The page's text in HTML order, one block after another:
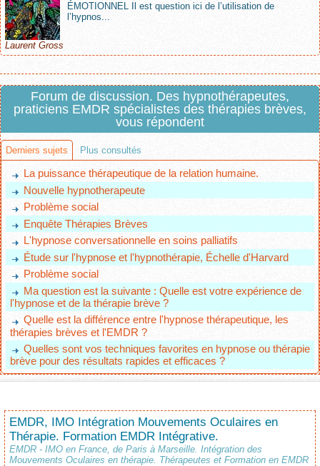
ÉMOTIONNEL Il est question ici de l’utilisation de
l’hypnos...
Laurent Gross
Forum de discussion. Des hypnothérapeutes,
praticiens EMDR spécialistes des thérapies brèves,
vous répondent
Derniers sujets Plus consultés
La puissance thérapeutique de la relation humaine.
Nouvelle hypnotherapeute
Problème social
Enquête Thérapies Brèves
L'hypnose conversationnelle en soins palliatifs
Étude sur l'hypnose et l'hypnothérapie, Échelle d'Harvard
Problème social
Ma question est la suivante : Quelle est votre expérience de
l'hypnose et de la thérapie brève ?
Quelle est la différence entre l'hypnose thérapeutique, les
thérapies brèves et l'EMDR ?
Quelles sont vos techniques favorites en hypnose ou thérapie
brève pour des résultats rapides et efficaces ?
EMDR, IMO Intégration Mouvements Oculaires en
Thérapie. Formation EMDR Intégrative.
EMDR - IMO en France, de Paris à Marseille. Intégration des
Mouvements Oculaires en thérapie. Thérapeutes et Formation en EMDR